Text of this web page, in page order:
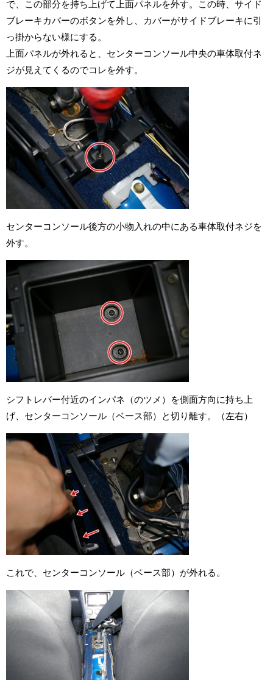
で、この部分を持ち上げて上面パネルを外す。この時、サイド
ブレーキカバーのボタンを外し、カバーがサイドブレーキに引
っ掛からない様にする。
上面パネルが外れると、センターコンソール中央の車体取付ネ
ジが見えてくるのでコレを外す。
センターコンソール後方の小物入れの中にある車体取付ネジを
外す。
シフトレバー付近のインパネ（のツメ）を側面方向に持ち上
げ、センターコンソール（ベース部）と切り離す。（左右）
これで、センターコンソール（ベース部）が外れる。